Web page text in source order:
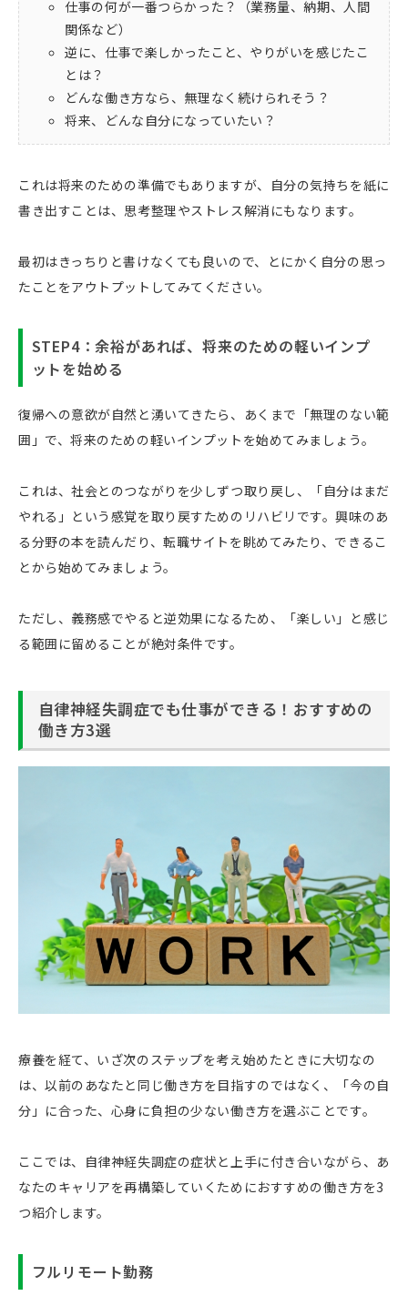
仕事の何が一番つらかった？（業務量、納期、人間
関係など）
逆に、仕事で楽しかったこと、やりがいを感じたこ
とは？
どんな働き方なら、無理なく続けられそう？
将来、どんな自分になっていたい？
これは将来のための準備でもありますが、自分の気持ちを紙に
書き出すことは、思考整理やストレス解消にもなります。
最初はきっちりと書けなくても良いので、とにかく自分の思っ
たことをアウトプットしてみてください。
STEP4：余裕があれば、将来のための軽いインプ
ットを始める
復帰への意欲が自然と湧いてきたら、あくまで「無理のない範
囲」で、将来のための軽いインプットを始めてみましょう。
これは、社会とのつながりを少しずつ取り戻し、「自分はまだ
やれる」という感覚を取り戻すためのリハビリです。興味のあ
る分野の本を読んだり、転職サイトを眺めてみたり、できるこ
とから始めてみましょう。
ただし、義務感でやると逆効果になるため、「楽しい」と感じ
る範囲に留めることが絶対条件です。
自律神経失調症でも仕事ができる！おすすめの
働き方3選
療養を経て、いざ次のステップを考え始めたときに大切なの
は、以前のあなたと同じ働き方を目指すのではなく、「今の自
分」に合った、心身に負担の少ない働き方を選ぶことです。
ここでは、自律神経失調症の症状と上手に付き合いながら、あ
なたのキャリアを再構築していくためにおすすめの働き方を3
つ紹介します。
フルリモート勤務